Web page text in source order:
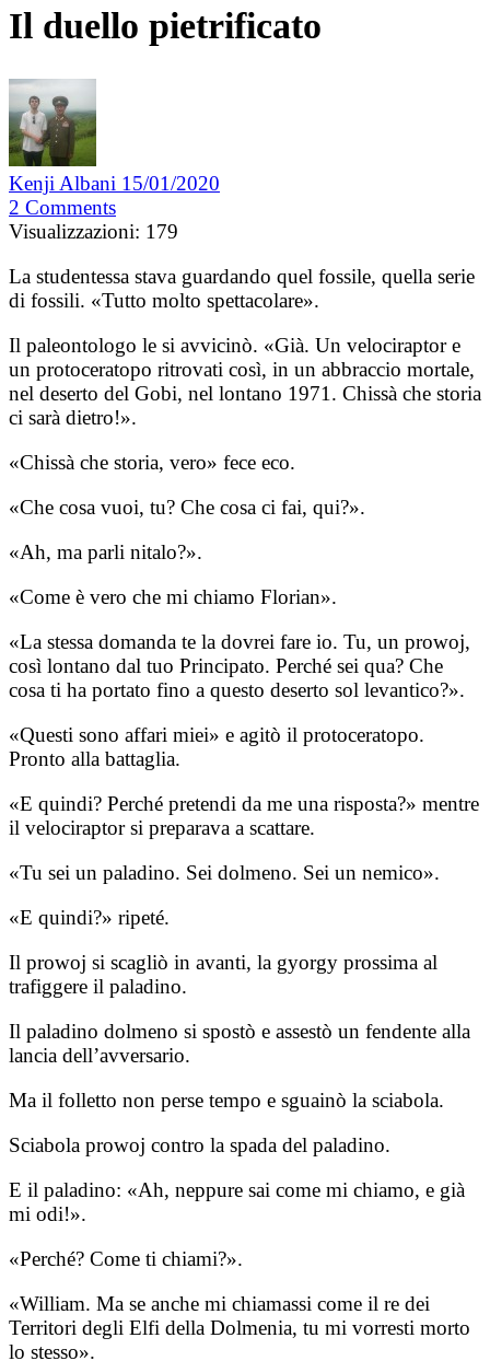
Il duello pietrificato
Kenji Albani 15/01/2020
2 Comments
Visualizzazioni: 179
La studentessa stava guardando quel fossile, quella serie
di fossili. «Tutto molto spettacolare».
Il paleontologo le si avvicinò. «Già. Un velociraptor e
un protoceratopo ritrovati così, in un abbraccio mortale,
nel deserto del Gobi, nel lontano 1971. Chissà che storia
ci sarà dietro!».
«Chissà che storia, vero» fece eco.
«Che cosa vuoi, tu? Che cosa ci fai, qui?».
«Ah, ma parli nitalo?».
«Come è vero che mi chiamo Florian».
«La stessa domanda te la dovrei fare io. Tu, un prowoj,
così lontano dal tuo Principato. Perché sei qua? Che
cosa ti ha portato fino a questo deserto sol levantico?».
«Questi sono affari miei» e agitò il protoceratopo.
Pronto alla battaglia.
«E quindi? Perché pretendi da me una risposta?» mentre
il velociraptor si preparava a scattare.
«Tu sei un paladino. Sei dolmeno. Sei un nemico».
«E quindi?» ripeté.
Il prowoj si scagliò in avanti, la gyorgy prossima al
trafiggere il paladino.
Il paladino dolmeno si spostò e assestò un fendente alla
lancia dell’avversario.
Ma il folletto non perse tempo e sguainò la sciabola.
Sciabola prowoj contro la spada del paladino.
E il paladino: «Ah, neppure sai come mi chiamo, e già
mi odi!».
«Perché? Come ti chiami?».
«William. Ma se anche mi chiamassi come il re dei
Territori degli Elfi della Dolmenia, tu mi vorresti morto
lo stesso».